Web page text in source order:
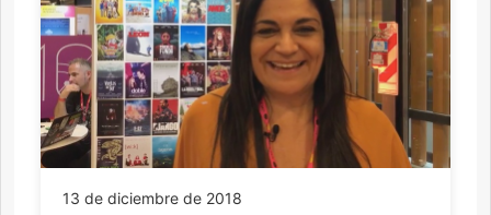
13 de diciembre de 2018